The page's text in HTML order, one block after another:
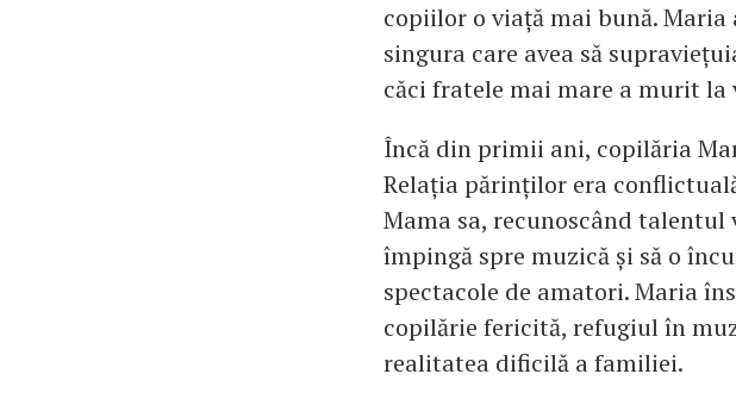
copiilor o viață mai bună.
singura care avea să
căci fratele mai mare a murit la
Încă din primii ani, copilăria
Relația părinților era
Mama sa, recunoscând
împingă spre muzică și să o
spectacole de amatori. Maria
copilărie fericită, refugiul în
realitatea dificilă a familiei.